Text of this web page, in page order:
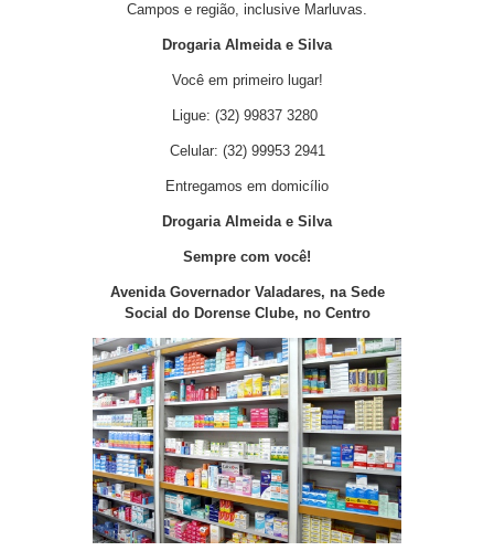
Campos e região, inclusive Marluvas.
Drogaria Almeida e Silva
Você em primeiro lugar!
Ligue: (32) 99837 3280
Celular: (32) 99953 2941
Entregamos em domicílio
Drogaria Almeida e Silva
Sempre com você!
Avenida Governador Valadares, na Sede
Social do Dorense Clube, no Centro